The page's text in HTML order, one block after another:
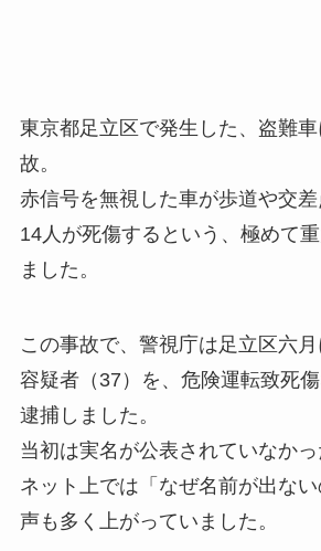
東京都足立区で発生した、盗難
故。
赤信号を無視した車が歩道や交差
14人が死傷するという、極めて
ました。
この事故で、警視庁は足立区六
容疑者（37）を、危険運転致死
逮捕しました。
当初は実名が公表されていなかっ
ネット上では「なぜ名前が出な
声も多く上がっていました。